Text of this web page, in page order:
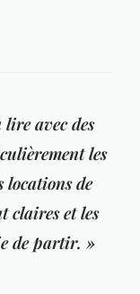
avec des
les
locations de
claires et les
de partir. »